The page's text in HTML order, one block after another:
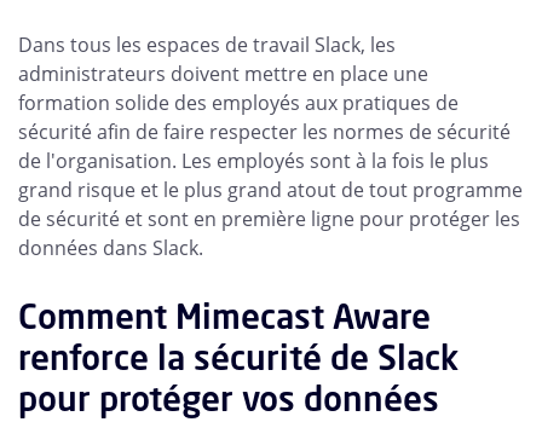
Dans tous les espaces de travail Slack, les
administrateurs doivent mettre en place une
formation solide des employés aux pratiques de
sécurité afin de faire respecter les normes de sécurité
de l'organisation. Les employés sont à la fois le plus
grand risque et le plus grand atout de tout programme
de sécurité et sont en première ligne pour protéger les
données dans Slack.
Comment Mimecast Aware
renforce la sécurité de Slack
pour protéger vos données